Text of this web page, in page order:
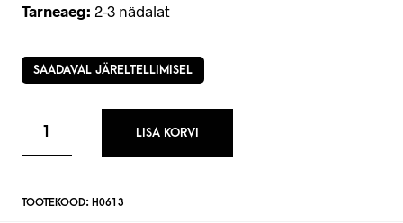
Tarneaeg: 2-3 nädalat
SAADAVAL JÄRELTELLIMISEL
LISA KORVI
TOOTEKOOD: H0613